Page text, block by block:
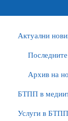
Актуални
Архив на
БTПП в
Услуги в БТПП